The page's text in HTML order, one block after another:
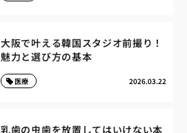
大阪で叶える韓国スタジオ前撮り！
魅力と選び方の基本
2026.03.22
医療
乳歯の虫歯を放置してはいけない本